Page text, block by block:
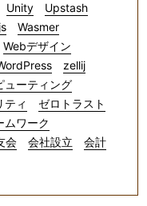
Unity
Upstash
Wasmer
Webデザイン
zellij
ューティング
ティ
ゼロトラスト
ムワーク
会 会社設立
会計